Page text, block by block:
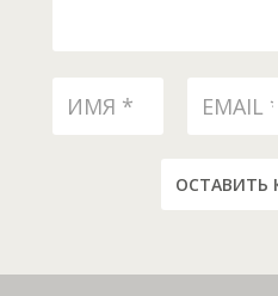
ОСТАВИТЬ